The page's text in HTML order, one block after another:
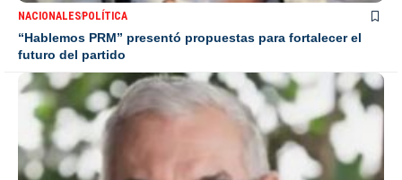
NACIONALESPOLÍTICA
“Hablemos PRM” presentó propuestas para fortalecer el
futuro del partido